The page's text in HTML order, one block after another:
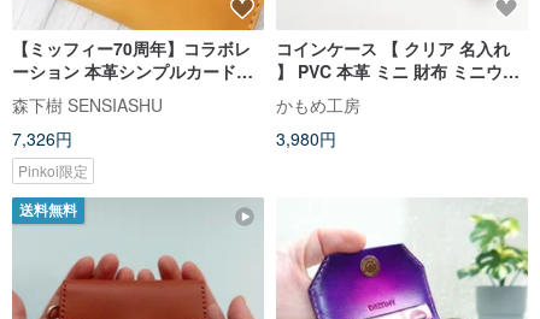
【ミッフィー70周年】コラボレ
ーション 本革シンプルカードケ
ース コインケース Simple
wallet
森下樹 SENSIASHU
7,326円
Pinkoi限定
コインケース 【 クリア 名入れ
】 PVC 本革 ミニ 財布 ミニウォ
レット カードケース 刻印 ギフト
HP16U
かもめ工房
3,980円
送料無料